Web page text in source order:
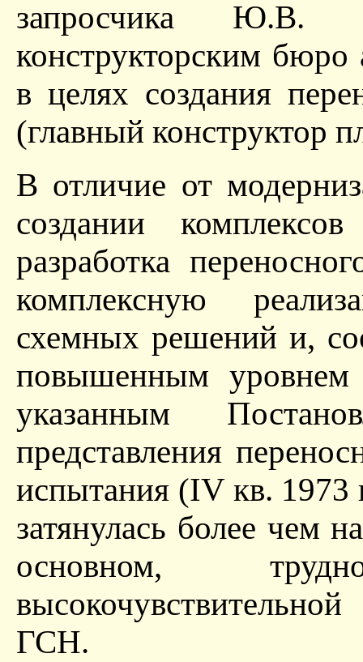
запросчика Ю.В.
конструкторским
в целях создания
(главный конструктор
В отличие от
создании
разработка
комплексную
схемных решений и,
повышенным уровнем
указанным
представления
испытания (IV кв. 1973
затянулась более чем
основном,
ГСН.